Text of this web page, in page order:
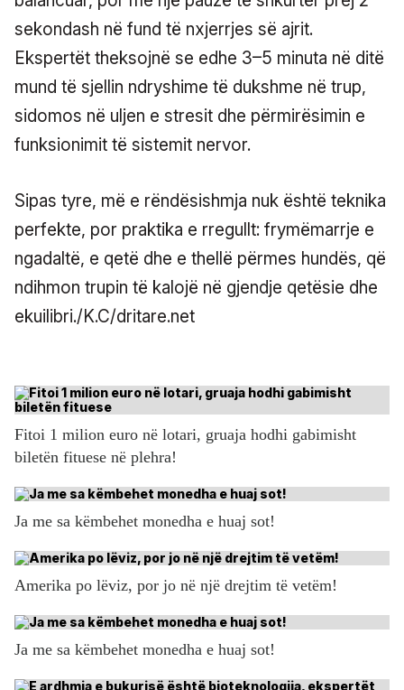
sekondash në fund të nxjerrjes së ajrit.
Ekspertët theksojnë se edhe 3–5 minuta në ditë
mund të sjellin ndryshime të dukshme në trup,
sidomos në uljen e stresit dhe përmirësimin e
funksionimit të sistemit nervor.
Sipas tyre, më e rëndësishmja nuk është teknika
perfekte, por praktika e rregullt: frymëmarrje e
ngadaltë, e qetë dhe e thellë përmes hundës, që
ndihmon trupin të kalojë në gjendje qetësie dhe
ekuilibri./K.C/dritare.net
Fitoi 1 milion euro në lotari, gruaja hodhi gabimisht
biletën fituese në plehra!
Ja me sa këmbehet monedha e huaj sot!
Amerika po lëviz, por jo në një drejtim të vetëm!
Ja me sa këmbehet monedha e huaj sot!